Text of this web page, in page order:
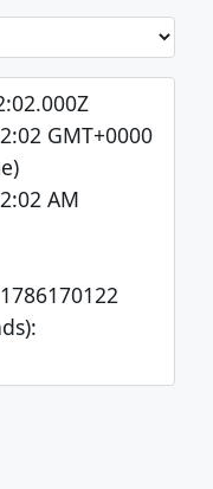
GMT+0000
AM